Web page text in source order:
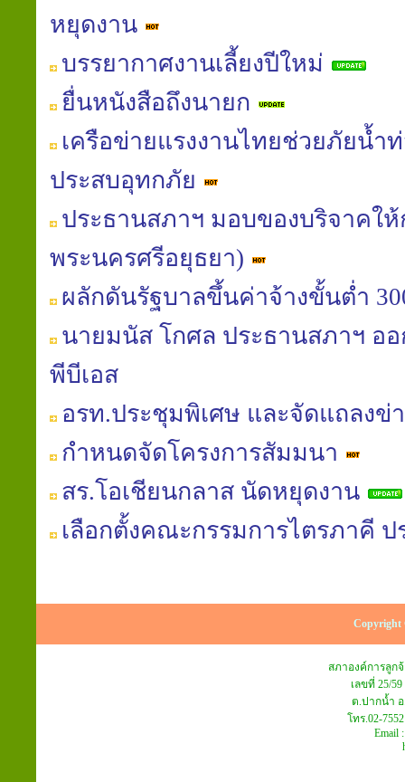
หยุดงาน
บรรยากาศงานเลี้ยงปีใหม่
ยื่นหนังสือถึงนายก
เครือข่ายแรงงานไทยช่วยภัยน้ำ
ประสบอุทกภัย
ประธานสภาฯ มอบของบริจาคใ
พระนครศรีอยุธยา)
ผลักดันรัฐบาลขึ้นค่าจ้างขั้นต่ำ
นายมนัส โกศล ประธานสภาฯ อ
พีบีเอส
อรท.ประชุมพิเศษ และจัดแถลงข่
กำหนดจัดโครงการสัมมนา
สร.โอเชียนกลาส นัดหยุดงาน
เลือกตั้งคณะกรรมการไตรภาคี ป
Copyright
สภาองค์การลูก
เลขที่ 25/
ต.ปากน้ำ อ
โทร.02-
Email